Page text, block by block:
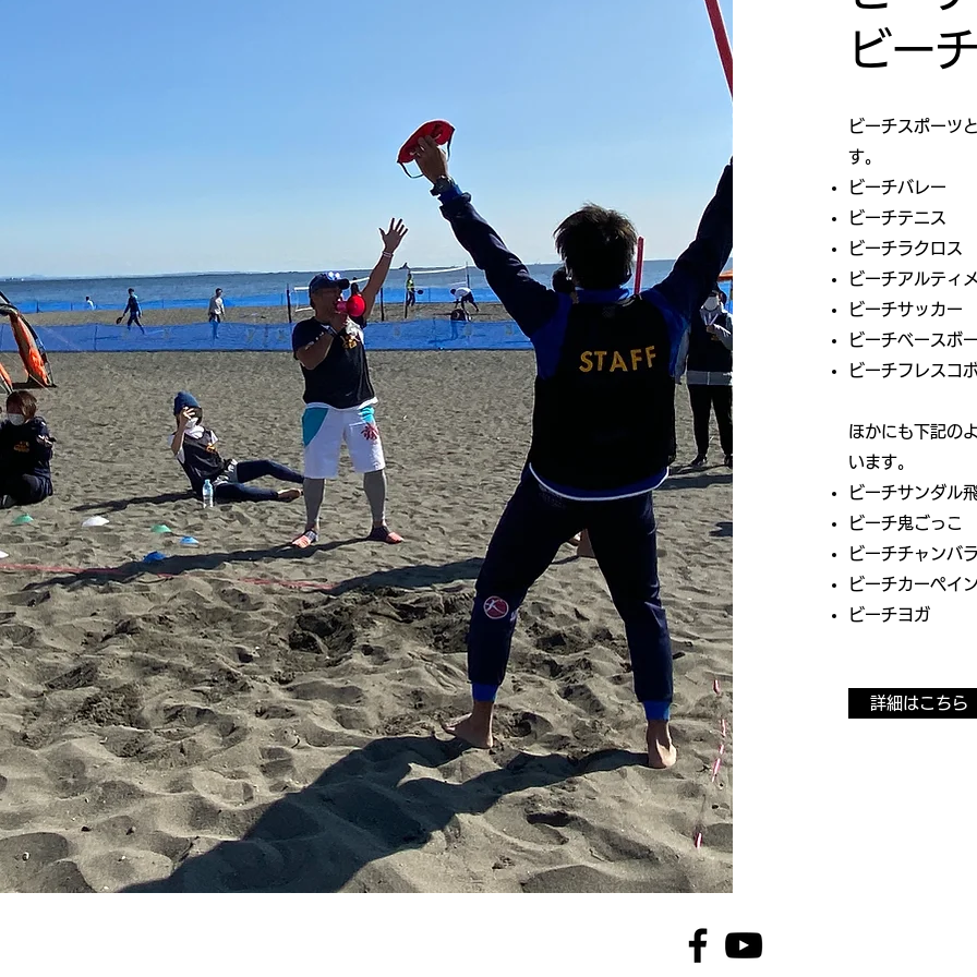
ビー
ビーチスポーツ
す。
ビーチバレー
ビーチテニス
ビーチラクロス
ビーチアルティ
ビーチサッカー
ビーチベースボ
ビーチフレスコ
ほかにも下記の
います。
ビーチサンダル
ビーチ鬼ごっこ
ビーチチャンバラ
ビーチカーペイ
​ビーチヨガ
詳細はこちら